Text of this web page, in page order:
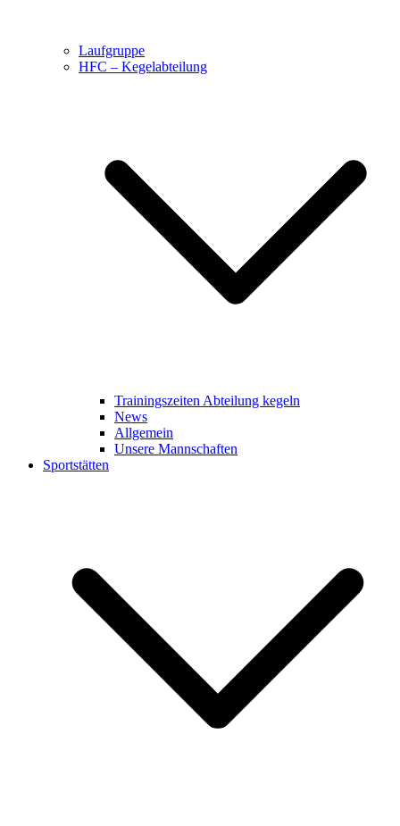
Laufgruppe
HFC – Kegelabteilung
Trainingszeiten Abteilung kegeln
News
Allgemein
Unsere Mannschaften
Sportstätten